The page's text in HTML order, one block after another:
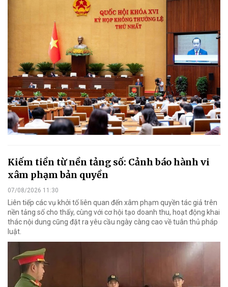
Kiếm tiền từ nền tảng số: Cảnh báo hành vi
xâm phạm bản quyền
07/08/2026 11:30
Liên tiếp các vụ khởi tố liên quan đến xâm phạm quyền tác giả trên
nền tảng số cho thấy, cùng với cơ hội tạo doanh thu, hoạt động khai
thác nội dung cũng đặt ra yêu cầu ngày càng cao về tuân thủ pháp
luật.